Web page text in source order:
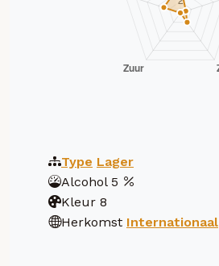
Type Lager
Alcohol 5
Kleur 8
Herkomst Internationaal